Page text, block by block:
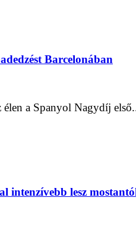
Barcelonában
élen a Spanyol Nagydíj
intenzívebb lesz